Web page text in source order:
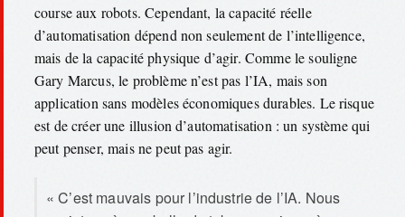
course aux robots. Cependant, la capacité réelle
d’automatisation dépend non seulement de l’intelligence,
mais de la capacité physique d’agir. Comme le souligne
Gary Marcus, le problème n’est pas l’IA, mais son
application sans modèles économiques durables. Le risque
est de créer une illusion d’automatisation : un système qui
peut penser, mais ne peut pas agir.
« C’est mauvais pour l’industrie de l’IA. Nous